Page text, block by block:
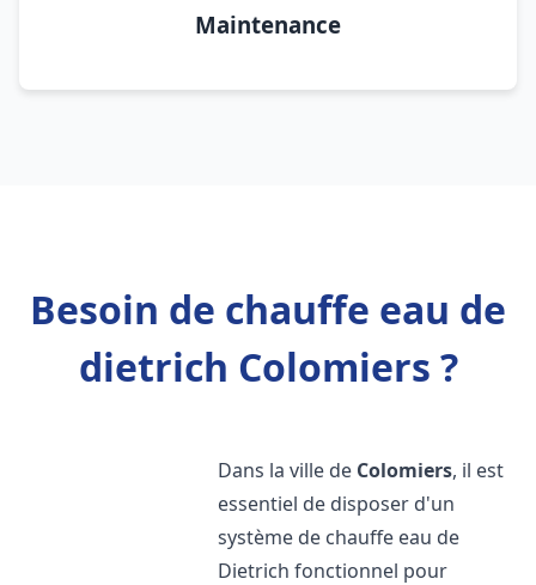
Maintenance
Besoin de chauffe eau de
dietrich Colomiers ?
Dans la ville de Colomiers, il est
essentiel de disposer d'un
système de chauffe eau de
Dietrich fonctionnel pour